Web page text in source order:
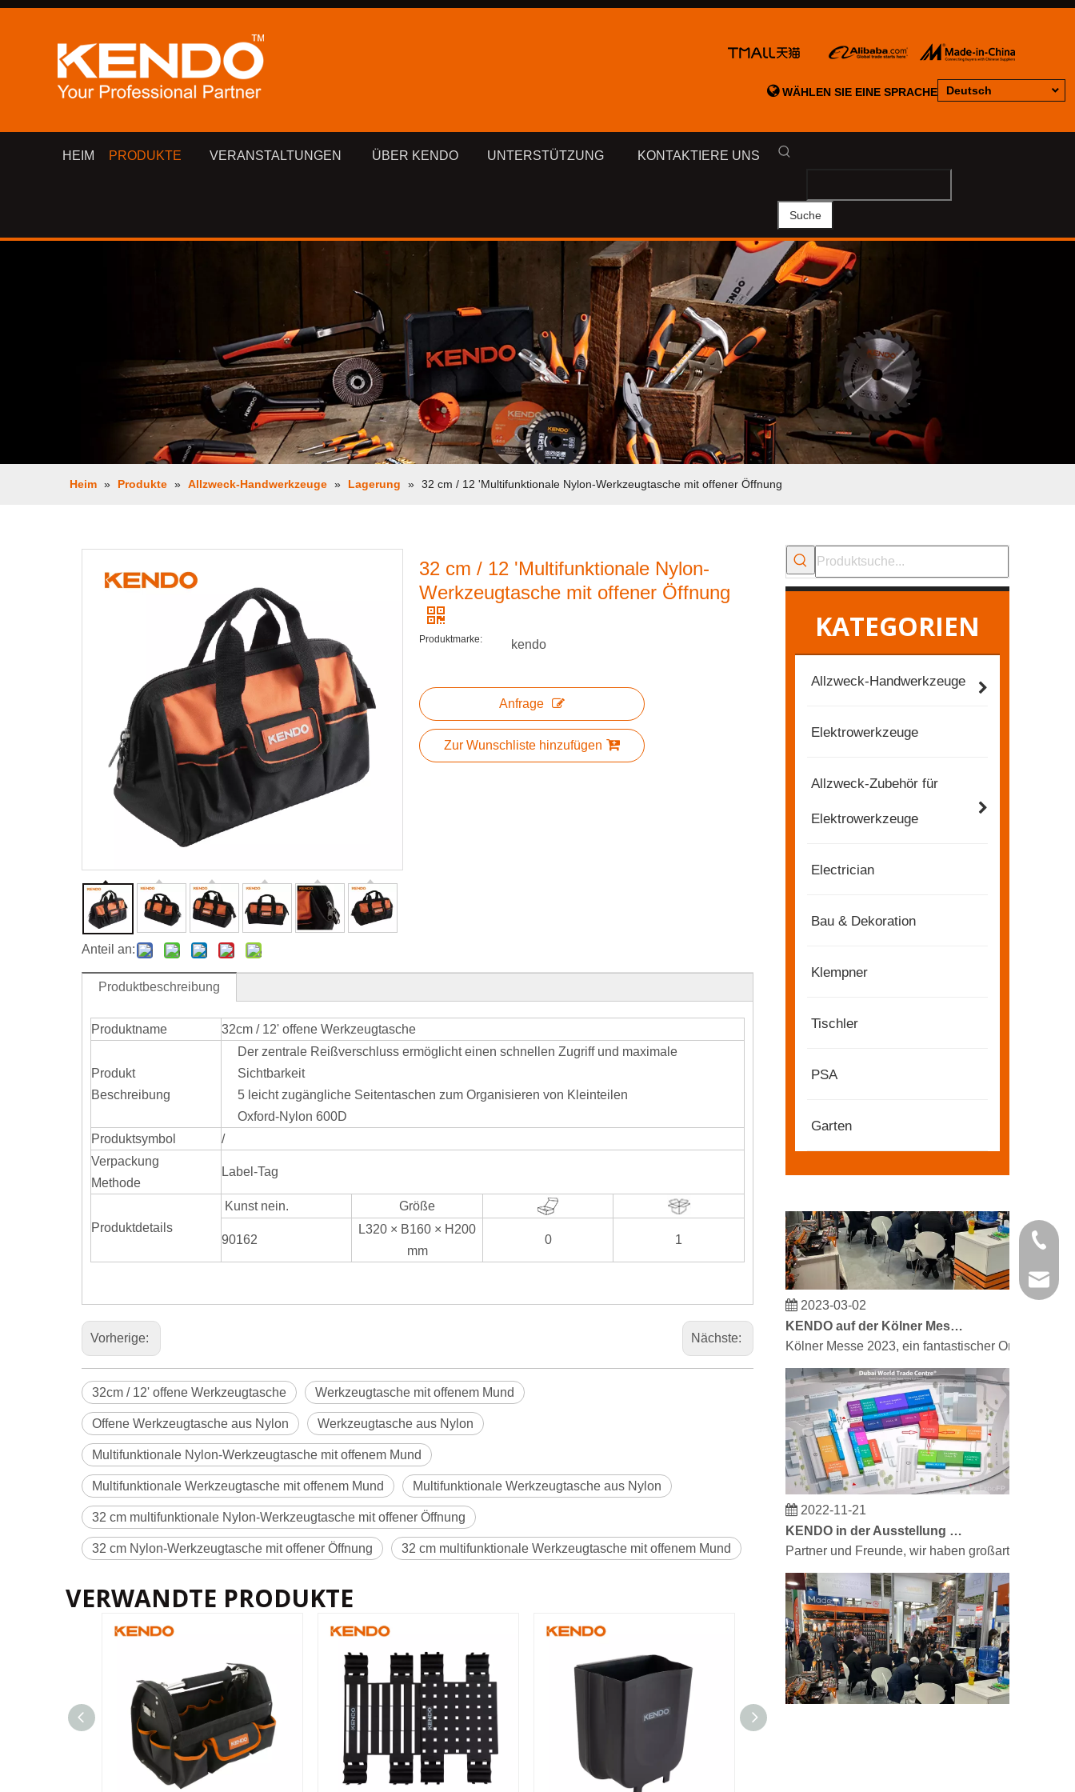
WÄHLEN SIE EINE SPRACHE Deutsch
HEIM PRODUKTE VERANSTALTUNGEN ÜBER KENDO UNTERSTÜTZUNG KONTAKTIERE UNS
Suche
Heim » Produkte » Allzweck-Handwerkzeuge » Lagerung » 32 cm / 12 'Multifunktionale Nylon-Werkzeugtasche mit offener Öffnung
Anteil an:
32 cm / 12 'Multifunktionale Nylon-
Werkzeugtasche mit offener Öffnung
Produktmarke: kendo
Anfrage
Zur Wunschliste hinzufügen
Produktbeschreibung
Produktname 32cm / 12' offene Werkzeugtasche
Produkt
Beschreibung
Der zentrale Reißverschluss ermöglicht einen schnellen Zugriff und maximale
Sichtbarkeit
5 leicht zugängliche Seitentaschen zum Organisieren von Kleinteilen
Oxford-Nylon 600D
Produktsymbol
/
Verpackung
Methode
Label-Tag
Produktdetails
Kunst nein. Größe
90162
L320 × B160 × H200
mm
0 1
Vorherige: Nächste:
32cm / 12' offene Werkzeugtasche Werkzeugtasche mit offenem Mund
Offene Werkzeugtasche aus Nylon Werkzeugtasche aus Nylon
Multifunktionale Nylon-Werkzeugtasche mit offenem Mund
Multifunktionale Werkzeugtasche mit offenem Mund Multifunktionale Werkzeugtasche aus Nylon
32 cm multifunktionale Nylon-Werkzeugtasche mit offener Öffnung
32 cm Nylon-Werkzeugtasche mit offener Öffnung 32 cm multifunktionale Werkzeugtasche mit offenem Mund
VERWANDTE PRODUKTE
KATEGORIEN
Allzweck-Handwerkzeuge
Elektrowerkzeuge
Allzweck-Zubehör für
Elektrowerkzeuge
Electrician
Bau & Dekoration
Klempner
Tischler
PSA
Garten
Partner und Freunde, wir haben großartige
+86 21